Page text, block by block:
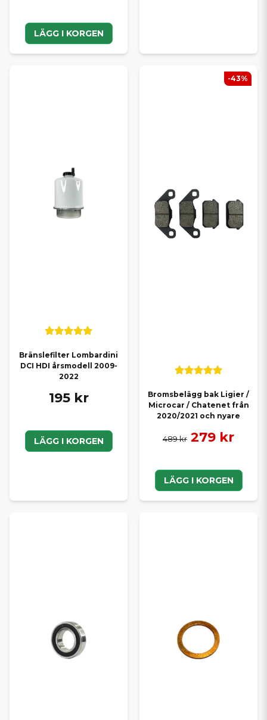
LÄGG I KORGEN
Bränslefilter Lombardini
DCI HDI årsmodell 2009-
2022
195 kr
LÄGG I KORGEN
Bromsbelägg bak Ligier /
Microcar / Chatenet från
2020/2021 och nyare
489 kr 279 kr
LÄGG I KORGEN
-43%